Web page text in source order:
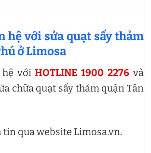
hệ với sửa quạt sấy thảm
ở Limosa
hệ vớiHOTLINE 1900 2276 và
chữa quạt sấy thảm quận Tân
tin qua website Limosa.vn.